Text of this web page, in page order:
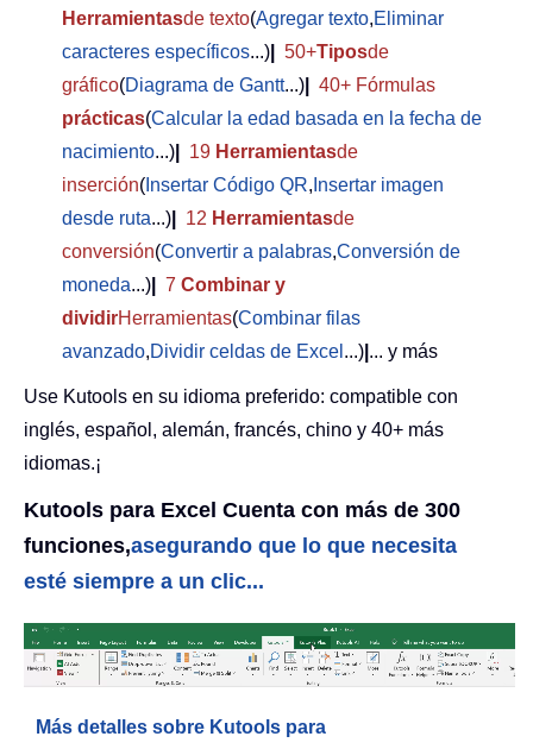
Herramientasde texto(Agregar texto,Eliminar
caracteres específicos...) 50+Tiposde
gráfico(Diagrama de Gantt...)
40+ Fórmulas
prácticas(Calcular la edad basada en la fecha de
nacimiento...) 19 Herramientasde
inserción( Insertar Código QR, Insertar imagen
desde ruta...) 12 Herramientasde
conversión(Convertir a palabras,Conversión de
moneda...) 7 Combinar y
dividirHerramientas(Combinar filas
avanzado,Dividir celdas de Excel ...) ... y más
Use Kutools en su idioma preferido: compatible con
inglés, español, alemán, francés, chino y 40+ más
idiomas.¡
Kutools para Excel Cuenta con más de 300
funciones,asegurando que lo que necesita
esté siempre a un clic...
Más detalles sobre Kutools para